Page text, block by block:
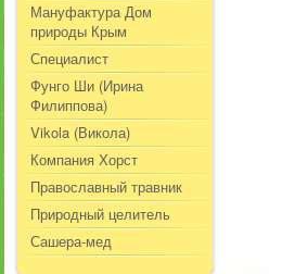
Мануфактура Дом
природы Крым
Специалист
Фунго Ши (Ирина
Филиппова)
Vikola (Викола)
Компания Хорст
Православный травник
Природный целитель
Сашера-мед